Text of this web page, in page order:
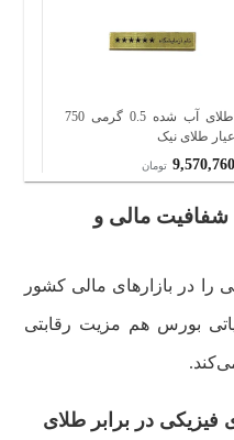
طلای آب شده 0.5 گرمی 750
عیار طلای نیک
9,570,760 تومان
شفافیت مالی و
را در بازارهای مالی کشور
بورس هم مزیت رقابتی
فیزیکی در برابر طلای